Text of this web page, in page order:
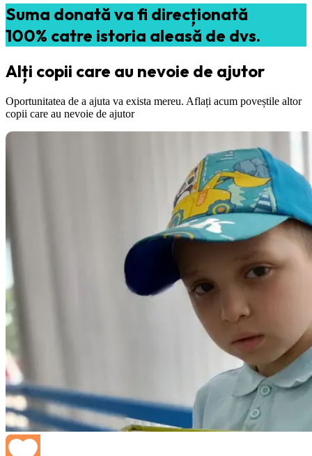
Suma donată va fi direcționată
100% catre istoria aleasă de dvs.
Alți copii care au nevoie de ajutor
Oportunitatea de a ajuta va exista mereu. Aflați acum poveștile altor
copii care au nevoie de ajutor